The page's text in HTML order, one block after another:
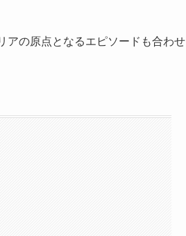
アの原点となるエピソードも合わせ